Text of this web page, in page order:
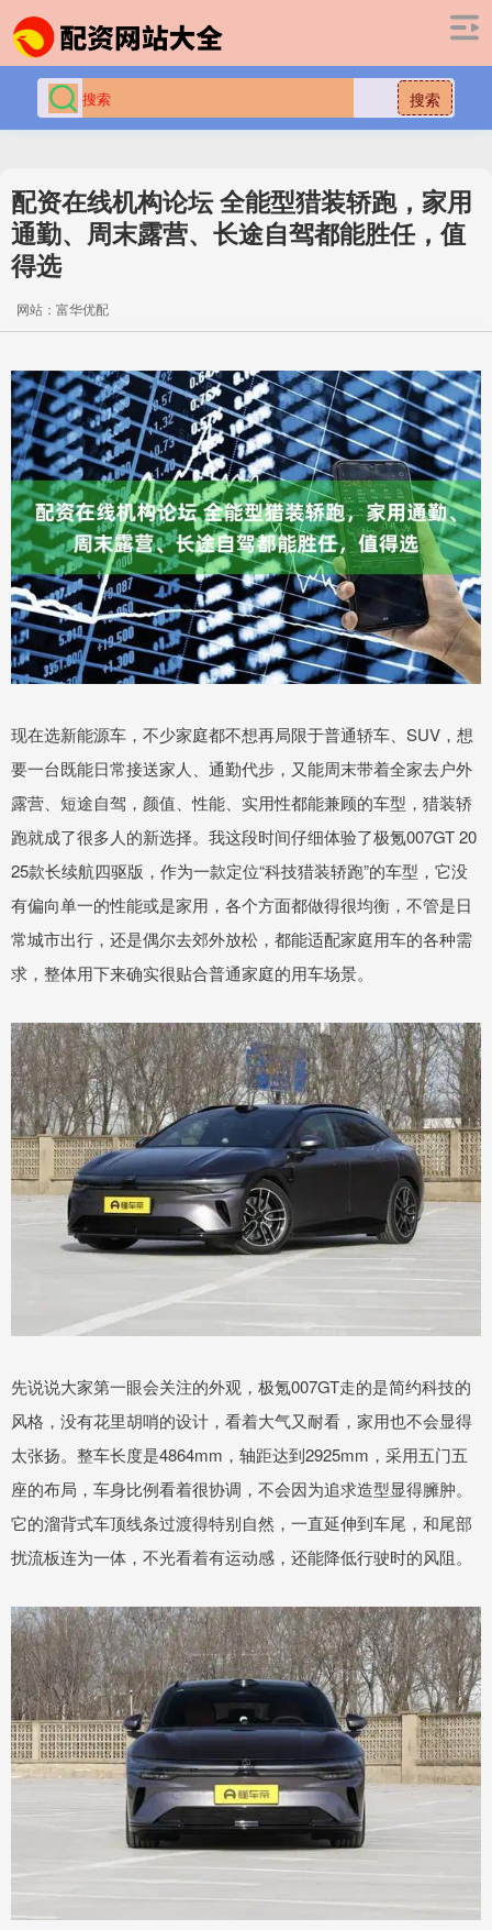
搜索
配资在线机构论坛 全能型猎装轿跑，家用
通勤、周末露营、长途自驾都能胜任，值
得选
网站：富华优配
现在选新能源车，不少家庭都不想再局限于普通轿车、SUV，想
要一台既能日常接送家人、通勤代步，又能周末带着全家去户外
露营、短途自驾，颜值、性能、实用性都能兼顾的车型，猎装轿
跑就成了很多人的新选择。我这段时间仔细体验了极氪007GT 20
25款长续航四驱版，作为一款定位“科技猎装轿跑”的车型，它没
有偏向单一的性能或是家用，各个方面都做得很均衡，不管是日
常城市出行，还是偶尔去郊外放松，都能适配家庭用车的各种需
求，整体用下来确实很贴合普通家庭的用车场景。
先说说大家第一眼会关注的外观，极氪007GT走的是简约科技的
风格，没有花里胡哨的设计，看着大气又耐看，家用也不会显得
太张扬。整车长度是4864mm，轴距达到2925mm，采用五门五
座的布局，车身比例看着很协调，不会因为追求造型显得臃肿。
它的溜背式车顶线条过渡得特别自然，一直延伸到车尾，和尾部
扰流板连为一体，不光看着有运动感，还能降低行驶时的风阻。